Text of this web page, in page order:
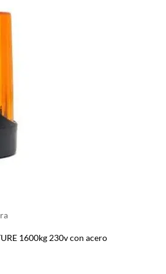
1600kg 230v con acero